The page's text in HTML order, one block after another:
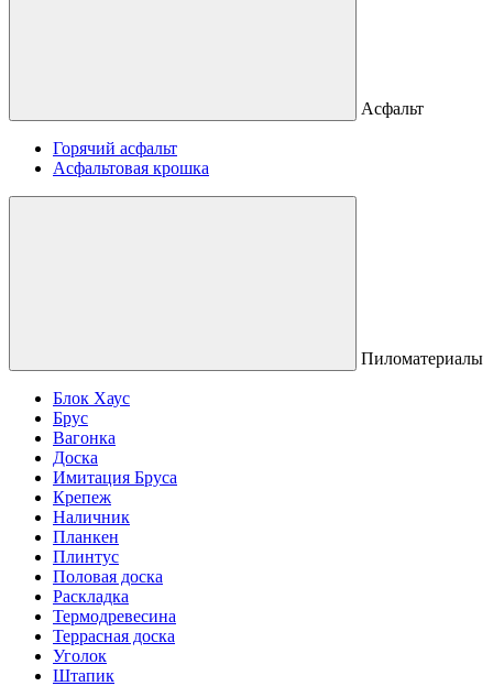
Асфальт
Горячий асфальт
Асфальтовая крошка
Пиломатериалы
Блок Хаус
Брус
Вагонка
Доска
Имитация Бруса
Крепеж
Наличник
Планкен
Плинтус
Половая доска
Раскладка
Термодревесина
Террасная доска
Уголок
Штапик